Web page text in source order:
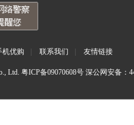
机优购 联系我们 友情链接
Ltd. 粤ICP备09070608号 深公网安备：